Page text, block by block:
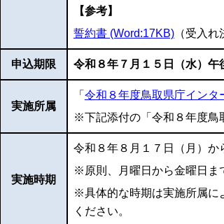
【参考】
誓約書 (Word:17KB)（受入れ
申込期限 令和８年７月１５日（水）午
実施所属
「 令和８年度鳥取県庁イン
※下記添付の「令和８年度鳥
実施時期
令和８年８月１７日（月）
※原則、月曜日から金曜日ま
※具体的な時期は実施所属に
ください。